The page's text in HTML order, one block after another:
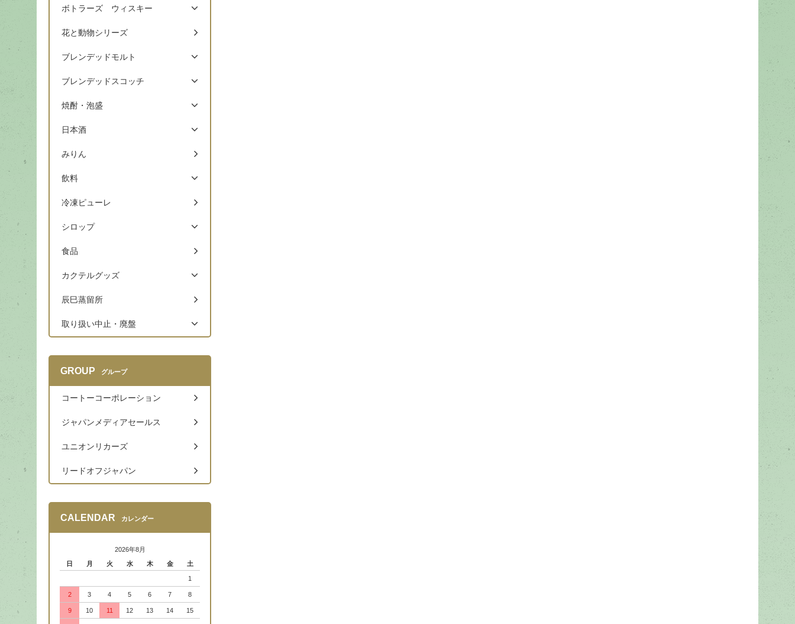
ボトラーズ ウィスキー
花と動物シリーズ
ブレンデッドモルト
ブレンデッドスコッチ
焼酎・泡盛
日本酒
みりん
飲料
冷凍ピューレ
シロップ
食品
カクテルグッズ
辰巳蒸留所
取り扱い中止・廃盤
GROUP グループ
コートーコーポレーション
ジャパンメディアセールス
ユニオンリカーズ
リードオフジャパン
CALENDAR カレンダー
2026年8月
日
月 火 水 木 金 土
1
2 3 4 5 6 7 8
9 10 11 12 13 14 15